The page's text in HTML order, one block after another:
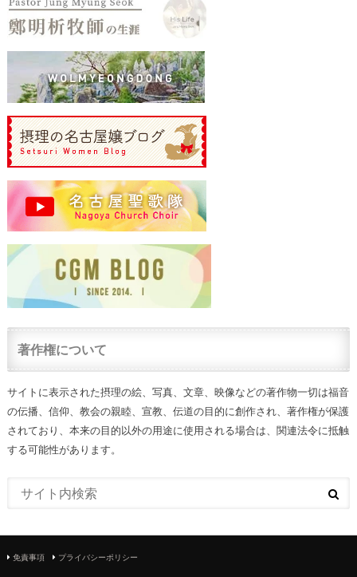
著作権について
サイトに表示された摂理の絵、写真、文章、映像などの著作物一切は福音
の伝播、信仰、教会の親睦、宣教、伝道の目的に創作され、著作権が保護
されており、本来の目的以外の用途に使用される場合は、関連法令に抵触
する可能性があります。
免責事項 プライバシーポリシー